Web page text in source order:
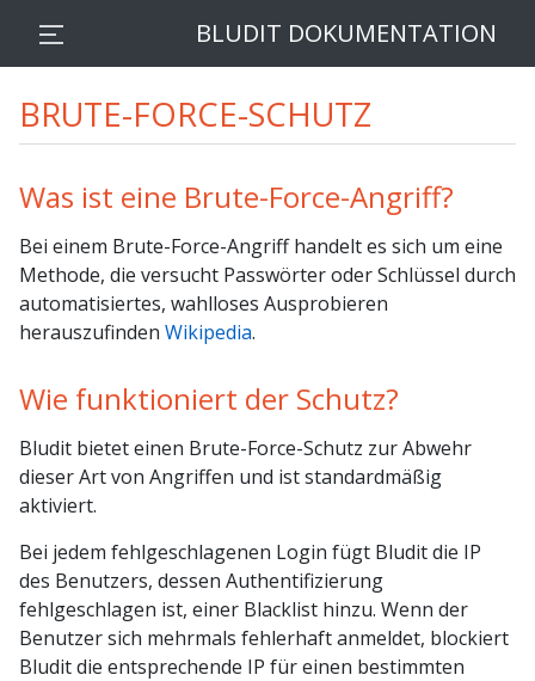
BLUDIT DOKUMENTATION
BRUTE-FORCE-SCHUTZ
Was ist eine Brute-Force-Angriff?
Bei einem Brute-Force-Angriff handelt es sich um eine
Methode, die versucht Passwörter oder Schlüssel durch
automatisiertes, wahlloses Ausprobieren
herauszufinden Wikipedia.
Wie funktioniert der Schutz?
Bludit bietet einen Brute-Force-Schutz zur Abwehr
dieser Art von Angriffen und ist standardmäßig
aktiviert.
Bei jedem fehlgeschlagenen Login fügt Bludit die IP
des Benutzers, dessen Authentifizierung
fehlgeschlagen ist, einer Blacklist hinzu. Wenn der
Benutzer sich mehrmals fehlerhaft anmeldet, blockiert
Bludit die entsprechende IP für einen bestimmten